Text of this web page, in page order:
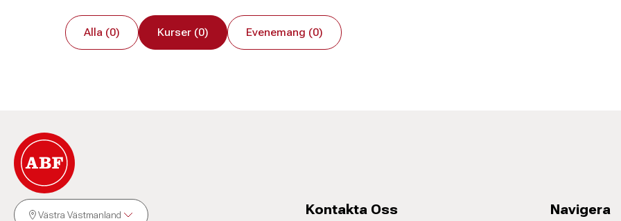
Alla (0) Kurser (0) Evenemang (0)
Västra Västmanland Kontakta Oss Navigera